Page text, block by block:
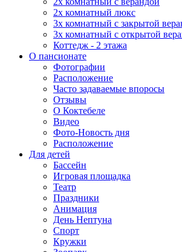
2х комнатный люкс
3х комнатный с закрытой
3х комнатный с открытой
Коттедж - 2 этажа
О пансионате
Фотографии
Расположение
Часто задаваемые впоросы
Отзывы
О Коктебеле
Видео
Фото-Новость дня
Расположение
Для детей
Бассейн
Игровая площадка
Театр
Праздники
Анимация
День Нептуна
Спорт
Кружки